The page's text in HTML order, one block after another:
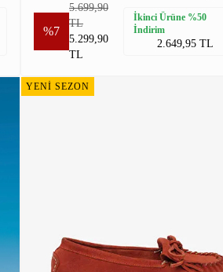
%7
5.699,90
TL
5.299,90
TL
İkinci Ürüne %50
İndirim
2.649,95 TL
YENİ SEZON